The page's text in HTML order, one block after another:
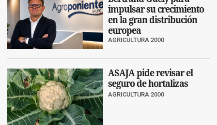
impulsar su crecimiento
en la gran distribución
europea
AGRICULTURA 2000
ASAJA pide revisar el
seguro de hortalizas
AGRICULTURA 2000